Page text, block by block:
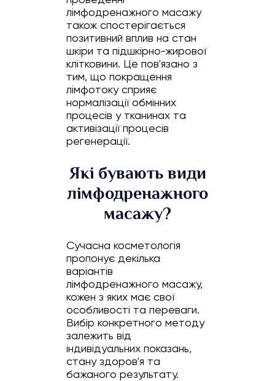
лімфодренажного масажу
також спостерігається
позитивний вплив на стан
шкіри та підшкірно-жирової
клітковини. Це пов'язано з
тим, що покращення
лімфотоку сприяє
нормалізації обмінних
процесів у тканинах та
активізації процесів
регенерації.
Які бувають види
лімфодренажного
масажу?
Сучасна косметологія
пропонує декілька
варіантів
лімфодренажного масажу,
кожен з яких має свої
особливості та переваги.
Вибір конкретного методу
залежить від
індивідуальних показань,
стану здоров'я та
бажаного результату.